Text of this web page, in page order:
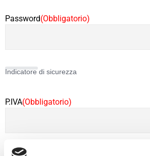
Password(Obbligatorio)
Indicatore di sicurezza
P.IVA(Obbligatorio)